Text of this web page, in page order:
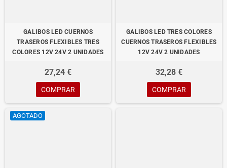
GALIBOS LED CUERNOS
TRASEROS FLEXIBLES TRES
COLORES 12V 24V 2 UNIDADES
27,24 €
COMPRAR
GALIBOS LED TRES COLORES
CUERNOS TRASEROS FLEXIBLES
12V 24V 2 UNIDADES
32,28 €
COMPRAR
AGOTADO